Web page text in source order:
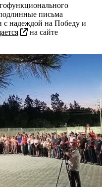
письма
с надеждой на Победу и
на сайте